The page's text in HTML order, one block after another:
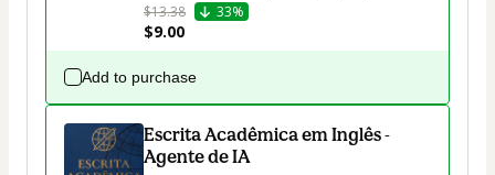
$13.38
33%
$9.00
Add to purchase
Escrita Acadêmica em Inglês -
Agente de IA